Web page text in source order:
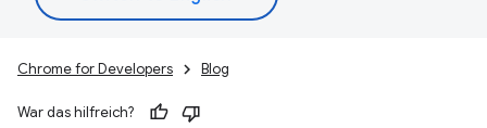
Chrome for Developers Blog
War das hilfreich?